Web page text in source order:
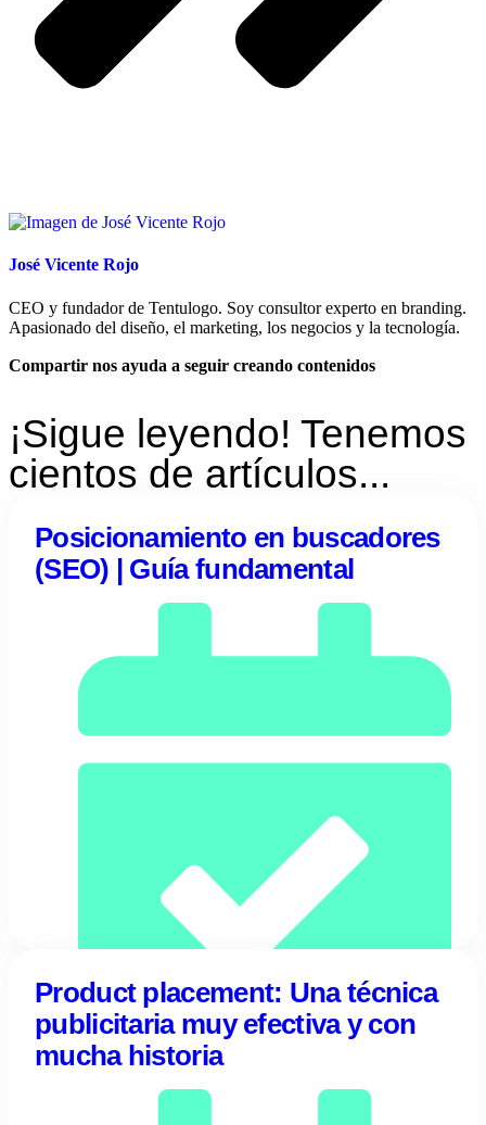
José Vicente Rojo
CEO y fundador de Tentulogo. Soy consultor experto en branding.
Apasionado del diseño, el marketing, los negocios y la tecnología.
Compartir nos ayuda a seguir creando contenidos
¡Sigue leyendo! Tenemos
cientos de artículos...
Posicionamiento en buscadores
(SEO) | Guía fundamental
03/08/2023
Product placement: Una técnica
publicitaria muy efectiva y con
mucha historia